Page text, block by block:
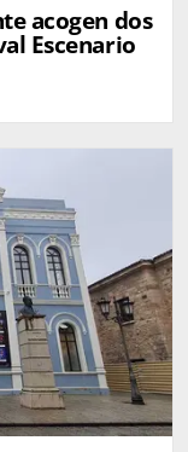
acogen dos
Escenario